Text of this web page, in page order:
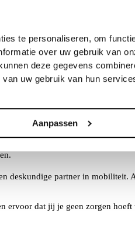
te personaliseren, om
over uw gebruik van
deze gegevens
uw gebruik van hun
Aanpassen
vloeien naadloos samen
deskundige partner in
ervoor dat jij je geen zorgen